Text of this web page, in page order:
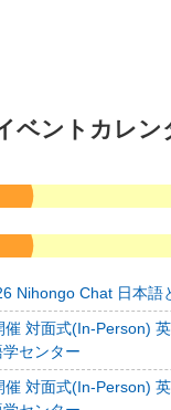
ベントカレン
Nihongo Chat 日本語
催 対面式(In-Person)
センター
催 対面式(In-Person)